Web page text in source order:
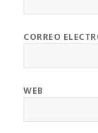
CORREO
WEB